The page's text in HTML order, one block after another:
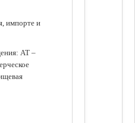
импорте и
АТ –